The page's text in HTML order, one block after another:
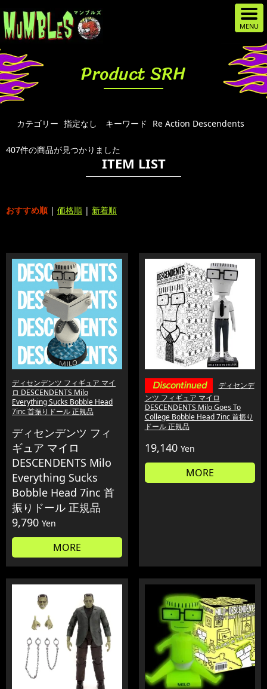
Product SRH
カテゴリー 指定なし キーワード Re Action Descendents
407件の商品が見つかりました
ITEM LIST
おすすめ順 | 価格順 | 新着順
ディセンデンツ フィギュア マイ
ロ DESCENDENTS Milo
Everything Sucks Bobble Head
7inc 首振りドール 正規品
ディセンデンツ フィ
ギュア マイロ
DESCENDENTS Milo
Everything Sucks
Bobble Head 7inc 首
振りドール 正規品
9,790 Yen
MORE
ディセンデ
ンツ フィギュア マイロ
DESCENDENTS Milo Goes To
College Bobble Head 7inc 首振り
ドール 正規品
19,140 Yen
MORE